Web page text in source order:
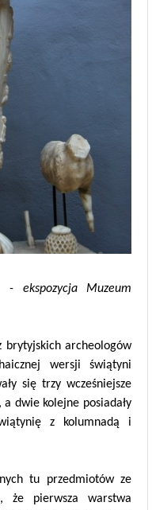
ekspozycja Muzeum
brytyjskich archeologów
wersji świątyni
się trzy wcześniejsze
a dwie kolejne posiadały
z kolumnadą i
tu przedmiotów ze
że pierwsza warstwa